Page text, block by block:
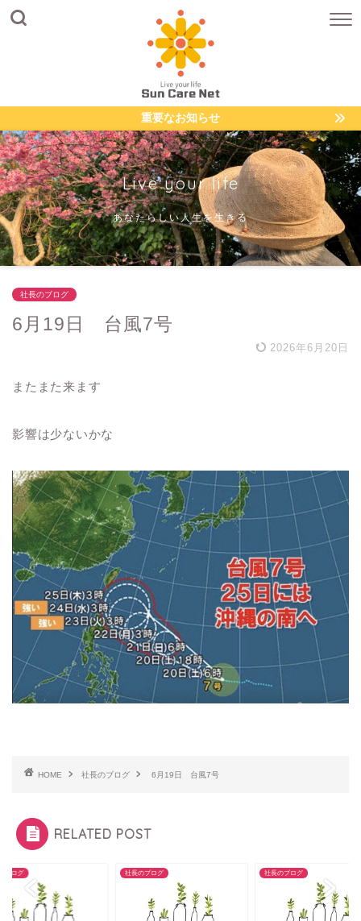
重要なお知らせ
Live your life
あなたらしい人生を生きる
社長のブログ
6月19日 台風7号
2026年6月20日
またまた来ます
影響は少ないかな
HOME 社長のブログ 6月19日 台風7号
RELATED POST
ブログ 社長のブログ 社長のブログ